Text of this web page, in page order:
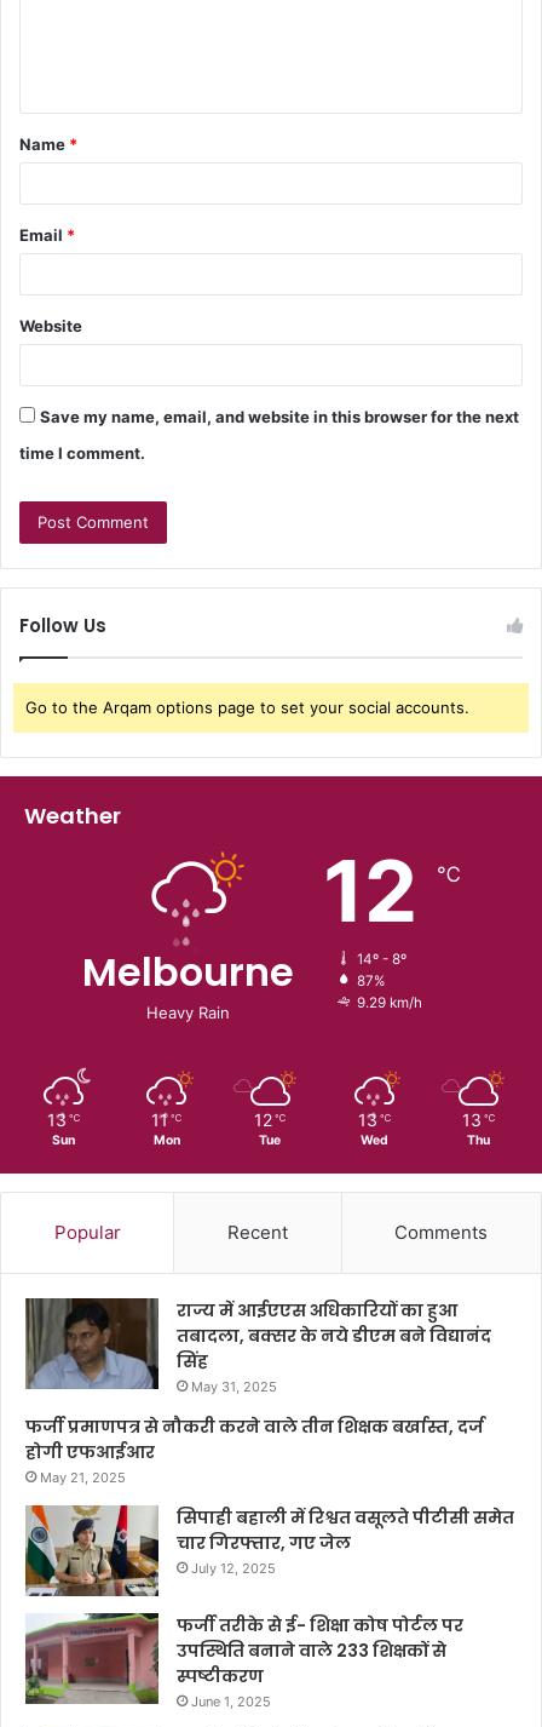
Name *
Email *
Website
Save my name, email, and website in this browser for the next
time I comment.
Follow Us
Go to the Arqam options page to set your social accounts.
Weather
Melbourne
Heavy Rain
12 ℃
14º - 8º
87%
9.29 km/h
13 ℃
Sun
11 ℃
Mon
12 ℃
Tue
13 ℃
Wed
13 ℃
Thu
Popular Recent Comments
राज्य में आईएएस अधिकारियों का हुआ
तबादला, बक्सर के नये डीएम बने विद्यानंद
सिंह
May 31, 2025
फर्जी प्रमाणपत्र से नौकरी करने वाले तीन शिक्षक बर्खास्त, दर्ज
होगी एफआईआर
May 21, 2025
सिपाही बहाली में रिश्वत वसूलते पीटीसी समेत
चार गिरफ्तार, गए जेल
July 12, 2025
फर्जी तरीके से ई- शिक्षा कोष पोर्टल पर
उपस्थिति बनाने वाले 233 शिक्षकों से
स्पष्टीकरण
June 1, 2025